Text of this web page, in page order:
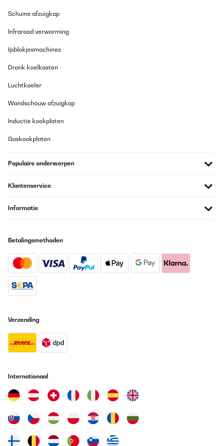
Schuine afzuigkap
Infrarood verwarming
Ijsblokjesmachines
Drank koelkasten
Luchtkoeler
Wandschouw afzuigkap
Inductie kookplaten
Gaskookplaten
Populaire onderwerpen
Klantenservice
Informatie
Betalingsmethoden
Verzending
Internationaal